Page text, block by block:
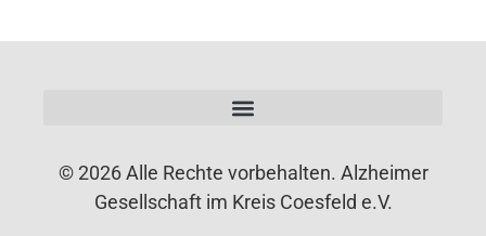
© 2026 Alle Rechte vorbehalten. Alzheimer
Gesellschaft im Kreis Coesfeld e.V.